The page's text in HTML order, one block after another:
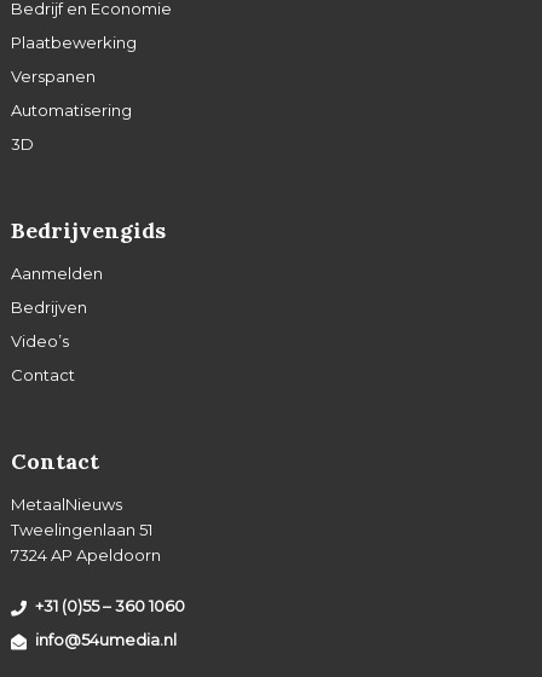
Bedrijf en Economie
Plaatbewerking
Verspanen
Automatisering
3D
Bedrijvengids
Aanmelden
Bedrijven
Video’s
Contact
Contact
MetaalNieuws
Tweelingenlaan 51
7324 AP Apeldoorn
+31 (0)55 – 360 1060
info@54umedia.nl